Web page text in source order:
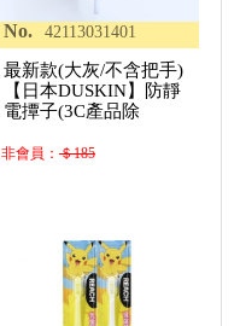
No. 42113031401
最新款(大灰/不含把手)
【日本DUSKIN】防靜
電撢子(3C產品除
非會員：＄185